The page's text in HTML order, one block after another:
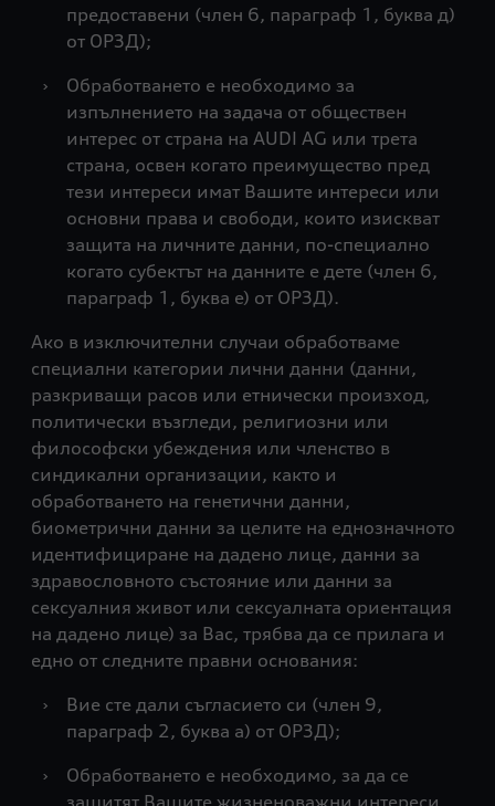
предоставени (член 6, параграф 1, буква д)
от ОРЗД);
›
Обработването е необходимо за
изпълнението на задача от обществен
интерес от страна на AUDI AG или трета
страна, освен когато преимущество пред
тези интереси имат Вашите интереси или
основни права и свободи, които изискват
защита на личните данни, по-специално
когато субектът на данните е дете (член 6,
параграф 1, буква е) от ОРЗД).
Ако в изключителни случаи обработваме
специални категории лични данни (данни,
разкриващи расов или етнически произход,
политически възгледи, религиозни или
философски убеждения или членство в
синдикални организации, както и
обработването на генетични данни,
биометрични данни за целите на еднозначното
идентифициране на дадено лице, данни за
здравословното състояние или данни за
сексуалния живот или сексуалната ориентация
на дадено лице) за Вас, трябва да се прилага и
едно от следните правни основания:
›
Вие сте дали съгласието си (член 9,
параграф 2, буква а) от ОРЗД);
›
Обработването е необходимо, за да се
защитят Вашите жизненоважни интереси